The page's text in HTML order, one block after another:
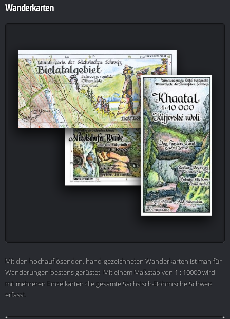
Wanderkarten
Mit den hochauflösenden, hand-gezeichneten Wanderkarten ist man für
Wanderungen bestens gerüstet. Mit einem Maßstab von 1 : 10000 wird
mit mehreren Einzelkarten die gesamte Sächsisch-Böhmische Schweiz
erfasst.